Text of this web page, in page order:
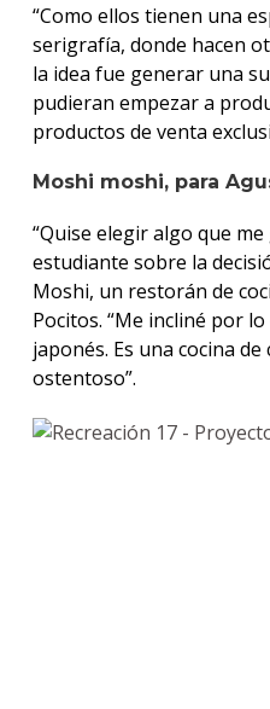
“Como ellos tienen una
serigrafía, donde hacen
la idea fue generar una
pudieran empezar a
productos de venta
Moshi moshi, para
“Quise elegir algo que
estudiante sobre la
Moshi, un restorán de
Pocitos. “Me incliné por
japonés. Es una cocina
ostentoso”.